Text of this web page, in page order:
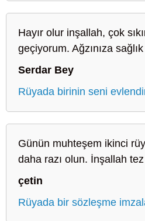
Hayır olur inşallah, çok
geçiyorum. Ağzınıza
Serdar Bey
Rüyada birinin seni
Günün muhteşem ikinci
daha razı olun. İnşallah
çetin
Rüyada bir sözleşme